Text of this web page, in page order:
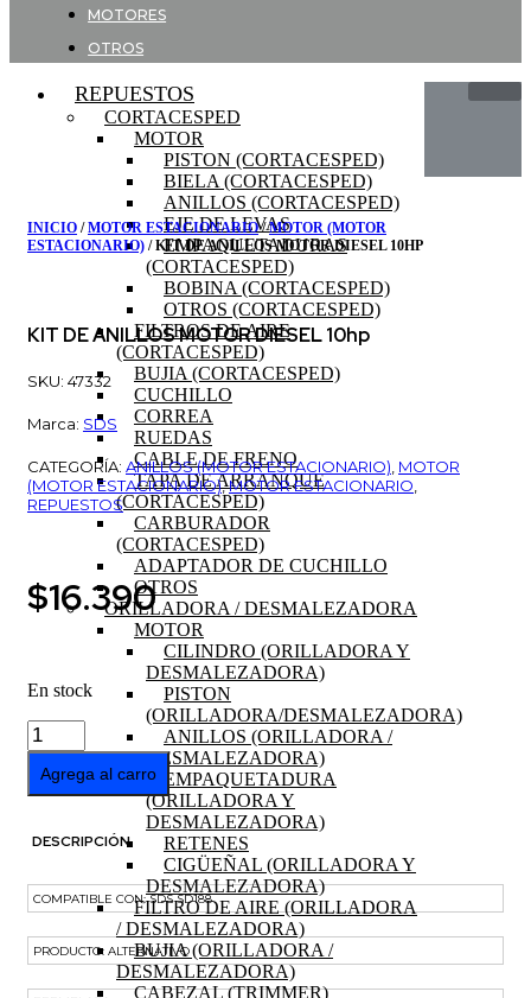
MOTORES
OTROS
REPUESTOS
CORTACESPED
MOTOR
PISTON (CORTACESPED)
BIELA (CORTACESPED)
ANILLOS (CORTACESPED)
EJE DE LEVAS
EMPAQUETADURAS
(CORTACESPED)
BOBINA (CORTACESPED)
OTROS (CORTACESPED)
FILTROS DE AIRE
(CORTACESPED)
BUJIA (CORTACESPED)
CUCHILLO
CORREA
RUEDAS
CABLE DE FRENO
TAPA DE ARRANQUE
(CORTACESPED)
CARBURADOR
(CORTACESPED)
ADAPTADOR DE CUCHILLO
OTROS
ORILLADORA / DESMALEZADORA
MOTOR
CILINDRO (ORILLADORA Y
DESMALEZADORA)
PISTON
(ORILLADORA/DESMALEZADORA)
ANILLOS (ORILLADORA /
DESMALEZADORA)
EMPAQUETADURA
(ORILLADORA Y
DESMALEZADORA)
RETENES
CIGÜEÑAL (ORILLADORA Y
DESMALEZADORA)
FILTRO DE AIRE (ORILLADORA
/ DESMALEZADORA)
BUJIA (ORILLADORA /
DESMALEZADORA)
CABEZAL (TRIMMER)
INICIO /MOTOR ESTACIONARIO/MOTOR (MOTOR
ESTACIONARIO) / KIT DE ANILLOS MOTOR DIESEL 10HP
KIT DE ANILLOS MOTOR DIESEL 10hp
SKU: 47332
Marca: SDS
CATEGORÍA: ANILLOS (MOTOR ESTACIONARIO) MOTOR
(MOTOR ESTACIONARIO),MOTOR ESTACIONARIO
REPUESTOS
$16.390
En stock
KIT
DE
ANILLOS
MOTOR
10hp
Agrega al carro
DESCRIPCIÓN
COMPATIBLE CON: SDS SD188
PRODUCTO: ALTERNATIVO